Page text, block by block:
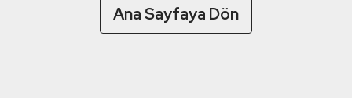
Ana Sayfaya Dön